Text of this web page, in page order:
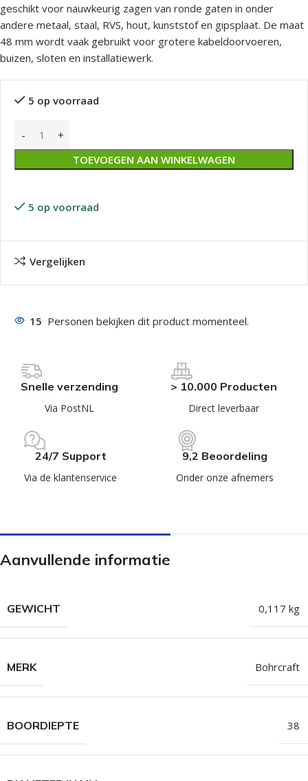
geschikt voor nauwkeurig zagen van ronde gaten in onder
andere metaal, staal, RVS, hout, kunststof en gipsplaat. De maat
48 mm wordt vaak gebruikt voor grotere kabeldoorvoeren,
buizen, sloten en installatiewerk.
5 op voorraad
TOEVOEGEN AAN WINKELWAGEN
5 op voorraad
Vergelijken
15 Personen bekijken dit product momenteel.
Snelle verzending
Via PostNL
> 10.000 Producten
Direct leverbaar
24/7 Support
Via de klantenservice
9,2 Beoordeling
Onder onze afnemers
Aanvullende informatie
GEWICHT 0,117 kg
MERK Bohrcraft
BOORDIEPTE 38